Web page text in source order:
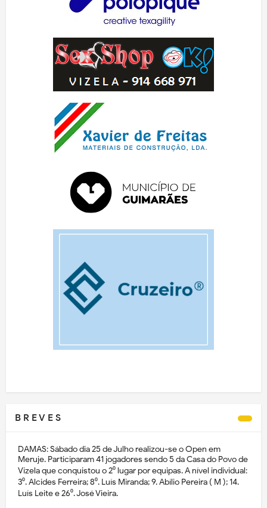
B R E V E S
DAMAS: Sábado dia 25 de Julho realizou-se o Open em
Meruje. Participaram 41 jogadores sendo 5 da Casa do Povo de
Vizela que conquistou o 2⁰ lugar por equipas. A nível individual:
3⁰. Alcides Ferreira; 8⁰. Luís Miranda; 9. Abílio Pereira ( M ); 14.
Luís Leite e 26⁰. José Vieira.